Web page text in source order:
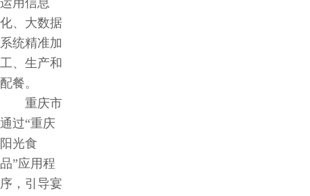
运用信息
化、大数据
系统精准加
工、生产和
配餐。
重庆市
通过“重庆
阳光食
品”应用程
序，引导宴